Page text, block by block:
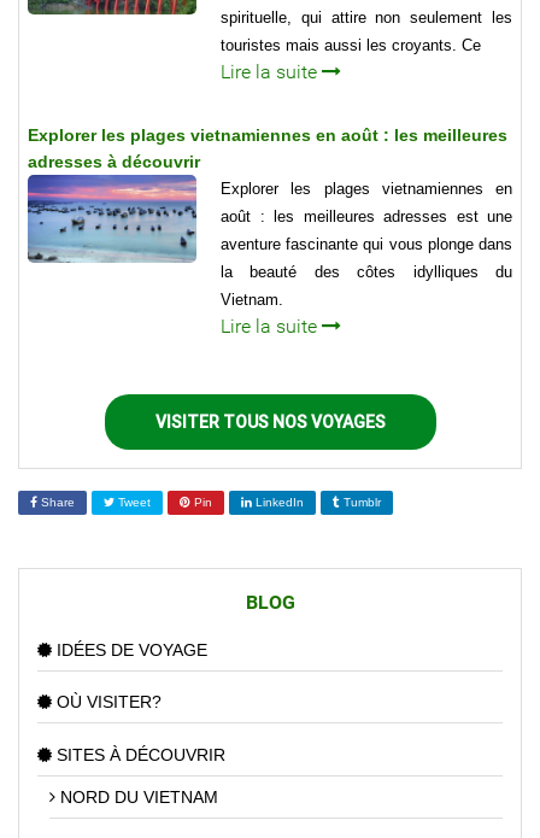
spirituelle, qui attire non seulement les
touristes mais aussi les croyants. Ce
Lire la suite
Explorer les plages vietnamiennes en août : les meilleures
adresses à découvrir
Explorer les plages vietnamiennes en
août : les meilleures adresses est une
aventure fascinante qui vous plonge dans
la beauté des côtes idylliques du
Vietnam.
Lire la suite
VISITER TOUS NOS VOYAGES
Share Tweet Pin LinkedIn Tumblr
BLOG
IDÉES DE VOYAGE
OÙ VISITER?
SITES À DÉCOUVRIR
NORD DU VIETNAM